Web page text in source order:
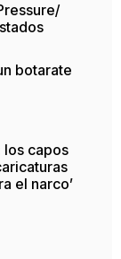
botarate
los capos
el narco’